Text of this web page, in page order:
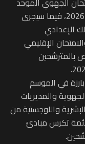
لنيل شهادة البكالوريا يومي 29 و30 يونيو 2026، فيما سيجرى
الإعدادي
يومي 24 و25 يونيو، والامتحان الإقليمي
بالمترشحين
في الموسم
والمديريات
واللوجستية من
تكرس مبادئ